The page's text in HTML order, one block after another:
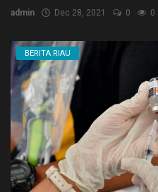
admin Dec 28, 2021 0 0
BERITA RIAU